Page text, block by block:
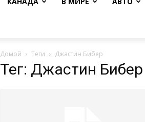
Домой Теги Джастин Бибер
Тег: Джастин Бибер